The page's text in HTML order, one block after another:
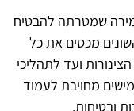
שמטרתה להבטיח
מכסים את כל
ועד לתהליכי
מחויבת לעמוד
ובטיחות.